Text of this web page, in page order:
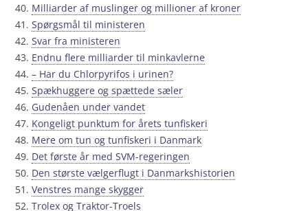
Milliarder af muslinger og millioner af kroner
Spørgsmål til ministeren
Svar fra ministeren
Endnu flere milliarder til minkavlerne
– Har du Chlorpyrifos i urinen?
Spækhuggere og spættede sæler
Gudenåen under vandet
Kongeligt punktum for årets tunfiskeri
Mere om tun og tunfiskeri i Danmark
Det første år med SVM-regeringen
Den største vælgerflugt i Danmarkshistorien
Venstres mange skygger
Trolex og Traktor-Troels